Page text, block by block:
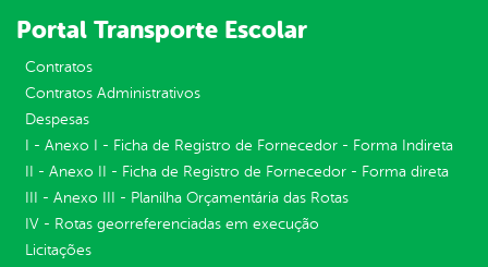
Portal Transporte Escolar
Contratos
Contratos Administrativos
Despesas
I - Anexo I - Ficha de Registro de Fornecedor - Forma Indireta
II - Anexo II - Ficha de Registro de Fornecedor - Forma direta
III - Anexo III - Planilha Orçamentária das Rotas
IV - Rotas georreferenciadas em execução
Licitações